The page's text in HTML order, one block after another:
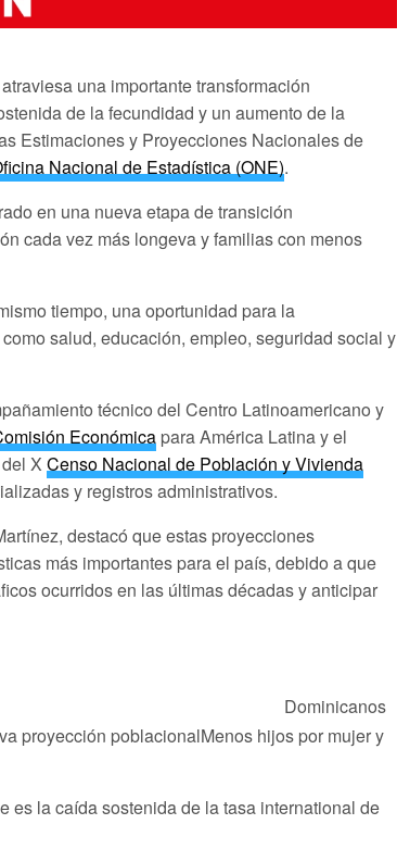
una importante transformación
de la fecundidad y un aumento de la
Estimaciones y Proyecciones Nacionales de
Nacional de Estadística (ONE).
en una nueva etapa de transición
cada vez más longeva y familias con menos
tiempo, una oportunidad para la
salud, educación, empleo, seguridad social y
técnico del Centro Latinoamericano y
Económica para América Latina y el
del XCenso Nacional de Población y Vivienda
y registros administrativos.
destacó que estas proyecciones
más importantes para el país, debido a que
ocurridos en las últimas décadas y anticipar
Dominicanos
proyección poblacionalMenos hijos por mujer y
es la caída sostenida de la tasa international de